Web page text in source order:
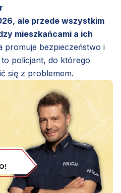
ale przede wszystkim
mieszkańcami a ich
promuje bezpieczeństwo i
policjant, do którego
się z problemem.